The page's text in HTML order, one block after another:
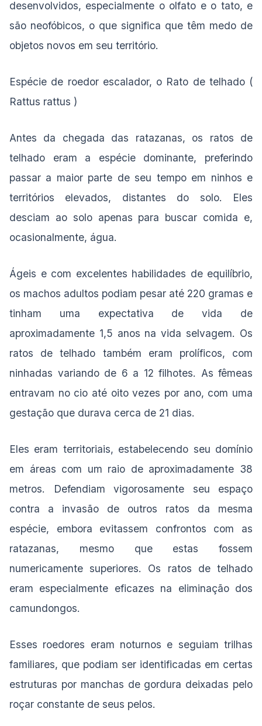
desenvolvidos, especialmente o olfato e o tato, e
são neofóbicos, o que significa que têm medo de
objetos novos em seu território.
Espécie de roedor escalador, o Rato de telhado (
Rattus rattus )
Antes da chegada das ratazanas, os ratos de
telhado eram a espécie dominante, preferindo
passar a maior parte de seu tempo em ninhos e
territórios elevados, distantes do solo. Eles
desciam ao solo apenas para buscar comida e,
ocasionalmente, água.
Ágeis e com excelentes habilidades de equilíbrio,
os machos adultos podiam pesar até 220 gramas e
tinham uma expectativa de vida de
aproximadamente 1,5 anos na vida selvagem. Os
ratos de telhado também eram prolíficos, com
ninhadas variando de 6 a 12 filhotes. As fêmeas
entravam no cio até oito vezes por ano, com uma
gestação que durava cerca de 21 dias.
Eles eram territoriais, estabelecendo seu domínio
em áreas com um raio de aproximadamente 38
metros. Defendiam vigorosamente seu espaço
contra a invasão de outros ratos da mesma
espécie, embora evitassem confrontos com as
ratazanas, mesmo que estas fossem
numericamente superiores. Os ratos de telhado
eram especialmente eficazes na eliminação dos
camundongos.
Esses roedores eram noturnos e seguiam trilhas
familiares, que podiam ser identificadas em certas
estruturas por manchas de gordura deixadas pelo
roçar constante de seus pelos.